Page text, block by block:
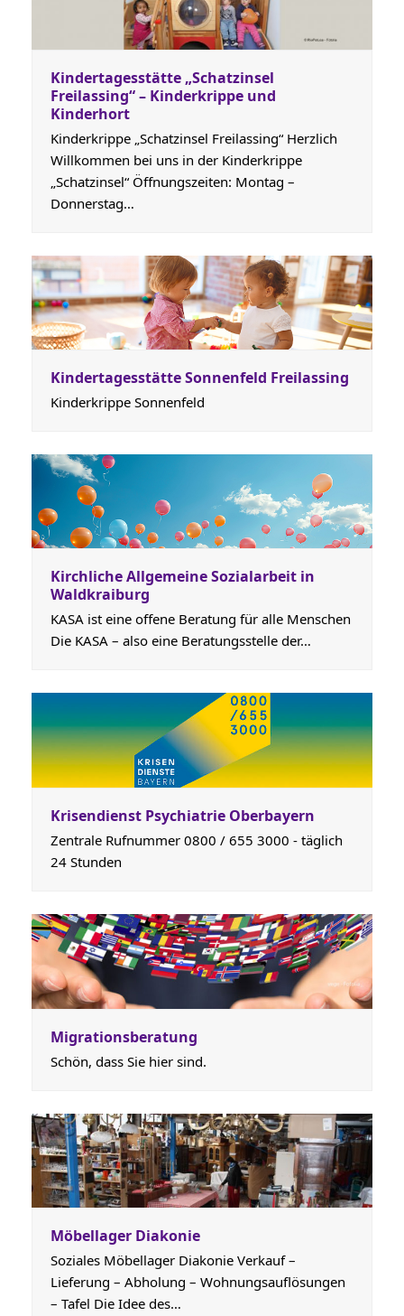
Kindertagesstätte „Schatzinsel
Freilassing“ – Kinderkrippe und
Kinderhort
Kinderkrippe „Schatzinsel Freilassing“ Herzlich
Willkommen bei uns in der Kinderkrippe
„Schatzinsel“ Öffnungszeiten: Montag –
Donnerstag…
Kindertagesstätte Sonnenfeld Freilassing
Kinderkrippe Sonnenfeld
Kirchliche Allgemeine Sozialarbeit in
Waldkraiburg
KASA ist eine offene Beratung für alle Menschen
Die KASA – also eine Beratungsstelle der…
Krisendienst Psychiatrie Oberbayern
Zentrale Rufnummer 0800 / 655 3000 - täglich
24 Stunden
Migrationsberatung
Schön, dass Sie hier sind.
Möbellager Diakonie
Soziales Möbellager Diakonie Verkauf –
Lieferung – Abholung – Wohnungsauflösungen
– Tafel Die Idee des…